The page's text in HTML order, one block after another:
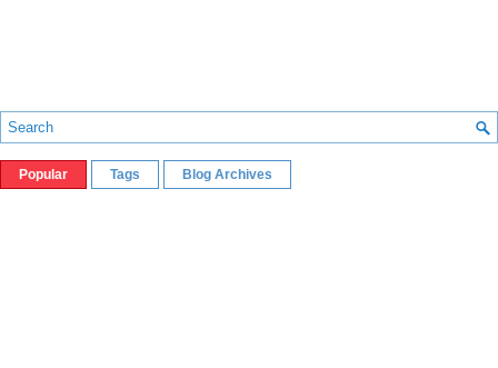
Popular Tags Blog Archives